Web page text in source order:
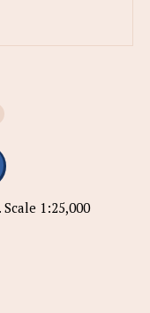
1:25,000